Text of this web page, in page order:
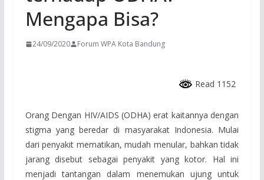
Mengapa Bisa?
24/09/2020 Forum WPA Kota Bandung
Read 1152
Orang Dengan HIV/AIDS (ODHA) erat kaitannya dengan
stigma yang beredar di masyarakat Indonesia. Mulai
dari penyakit mematikan, mudah menular, bahkan tidak
jarang disebut sebagai penyakit yang kotor. Hal ini
menjadi tantangan dalam menemukan ujung untuk